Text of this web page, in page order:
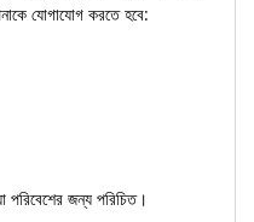
যোগাযোগ করতে হবে:
পরিবেশের জন্য পরিচিত।